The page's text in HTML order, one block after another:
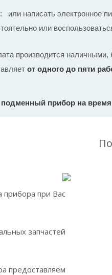
или написать электронное
или
производится
от одного до пяти
подменный прибор на
при Вас
запчастей
предоставляем